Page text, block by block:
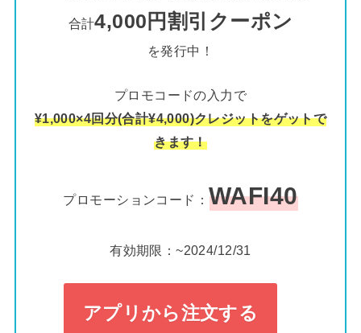
合計4,000円割引クーポン
を発行中！
プロモコードの入力で
¥1,000×4回分(合計¥4,000)クレジットをゲットで
きます！
プロモーションコード： WAFI40
有効期限：~2024/12/31
アプリから注文する